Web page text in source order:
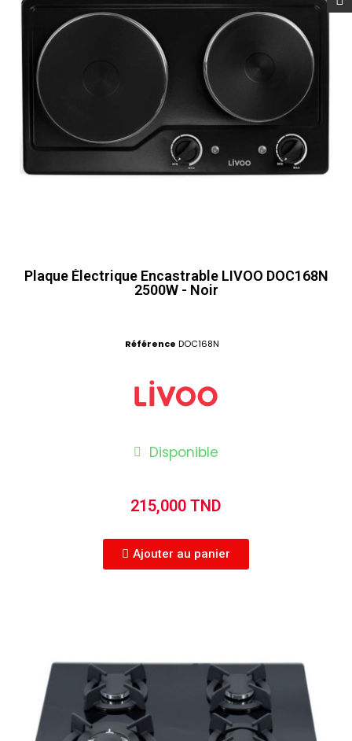
Plaque Électrique Encastrable LIVOO DOC168N
2500W - Noir
Référence DOC168N
Disponible
215,000 TND
Ajouter au panier